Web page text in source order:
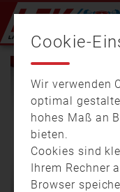
Cookie-
Wir verwenden
optimal
hohes Maß an
bieten.
Cookies sind
Ihrem Rechner
Browser